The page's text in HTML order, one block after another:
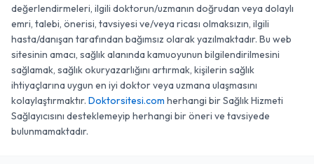
değerlendirmeleri, ilgili doktorun/uzmanın doğrudan veya dolaylı
emri, talebi, önerisi, tavsiyesi ve/veya ricası olmaksızın, ilgili
hasta/danışan tarafından bağımsız olarak yazılmaktadır. Bu web
sitesinin amacı, sağlık alanında kamuoyunun bilgilendirilmesini
sağlamak, sağlık okuryazarlığını artırmak, kişilerin sağlık
ihtiyaçlarına uygun en iyi doktor veya uzmana ulaşmasını
kolaylaştırmaktır. Doktorsitesi.com herhangi bir Sağlık Hizmeti
Sağlayıcısını desteklemeyip herhangi bir öneri ve tavsiyede
bulunmamaktadır.